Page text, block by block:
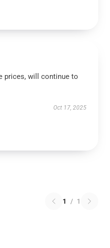
prices, will continue to
Oct 17, 2025
1 / 1